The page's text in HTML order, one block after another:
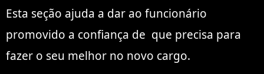
Esta seção ajuda a dar ao funcionário
promovido a confiança de que precisa para
fazer o seu melhor no novo cargo.